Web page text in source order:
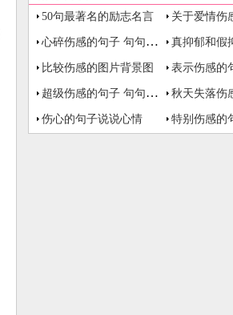
50句最著名的励志名言 关于爱情伤
心碎伤感的句子 句句扎心 真抑郁和假
比较伤感的图片背景图
超级伤感的句子 句句扎心短句
秋天失落伤
伤心的句子说说心情 特别伤感的